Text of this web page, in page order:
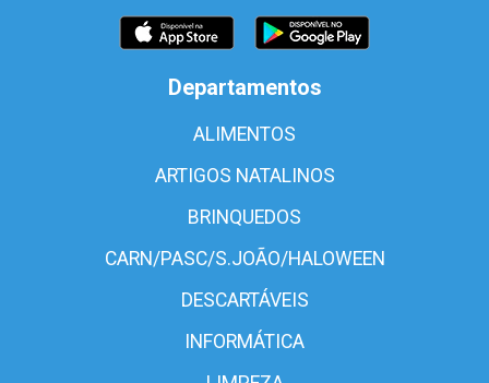
Departamentos
ALIMENTOS
ARTIGOS NATALINOS
BRINQUEDOS
CARN/PASC/S.JOÃO/HALOWEEN
DESCARTÁVEIS
INFORMÁTICA